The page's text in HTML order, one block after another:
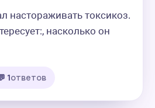
настораживать токсикоз.
насколько он
1ответов